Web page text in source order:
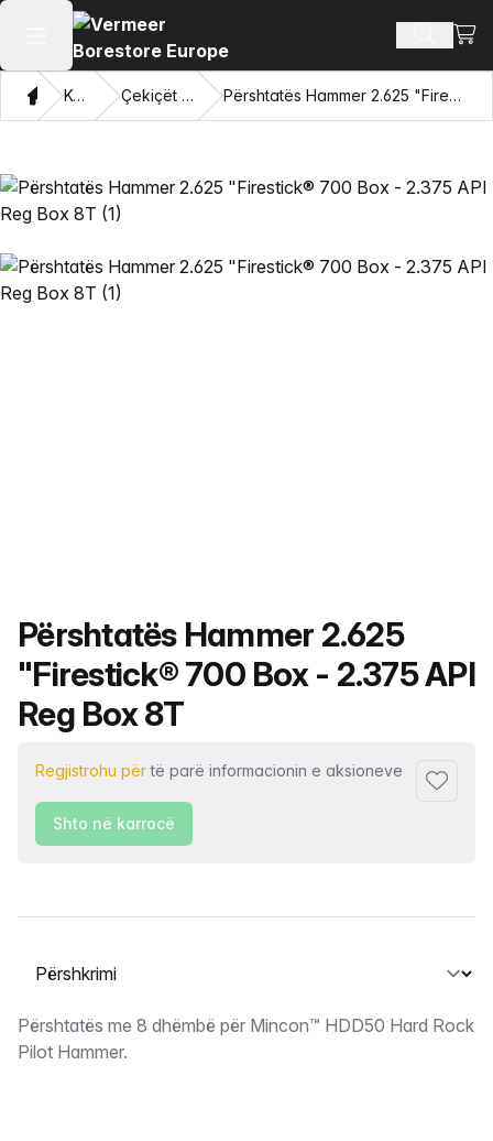
Hap menunë kryesore
Shqip
Katalogu Çekiçët Mincon™ HDD Përshtatës Hammer 2.625 "Firestick® 700 Box - 2.375 API Reg Box 8T
Emri i produktit
Përshtatës Hammer 2.625
"Firestick® 700 Box - 2.375 API
Reg Box 8T
Regjistrohu përtë parë informacionin e aksioneve
Shto
Shto në karrocë
Zgjidh një skedë
Përshkrimi
Përshtatës me 8 dhëmbë për Mincon™ HDD50 Hard Rock
Pilot Hammer.